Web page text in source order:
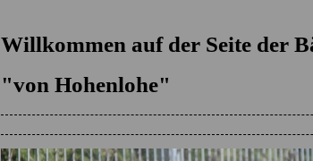
Willkommen auf der Seite der
"von Hohenlohe"